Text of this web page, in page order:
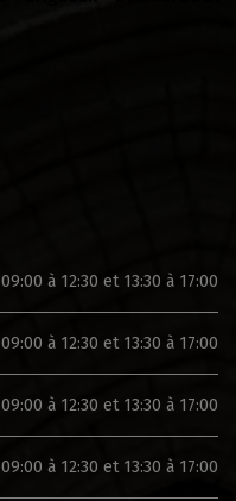
09:00 à 12:30 et 13:30 à 17:00
09:00 à 12:30 et 13:30 à 17:00
09:00 à 12:30 et 13:30 à 17:00
09:00 à 12:30 et 13:30 à 17:00